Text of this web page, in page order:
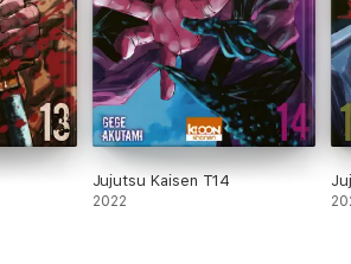
Jujutsu Kaisen T14
2022